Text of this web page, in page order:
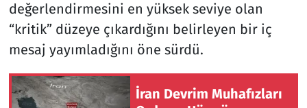
değerlendirmesini en yüksek seviye olan
“kritik” düzeye çıkardığını belirleyen bir iç
mesaj yayımladığını öne sürdü.
İran Devrim Muhafızları